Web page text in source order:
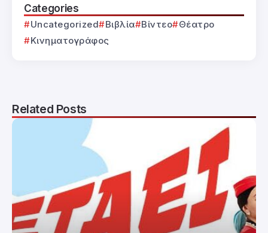
Categories
Uncategorized Βιβλία Βίντεο
Θέατρο
Κινηματογράφος
Related Posts